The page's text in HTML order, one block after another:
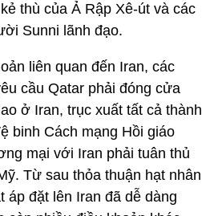
thù của Ả Rập Xê-út và các
Sunni lãnh đạo.
liên quan đến Iran, các
cầu Qatar phải đóng cửa
ở Iran, trục xuất tất cả thành
binh Cách mạng Hồi giáo
mại với Iran phải tuân thủ
Từ sau thỏa thuận hạt nhân
áp đặt lên Iran đã dễ dàng